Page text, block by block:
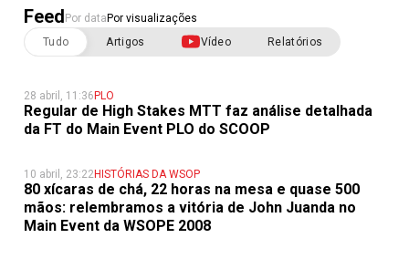
Feed Por data Por visualizações
Tudo
Artigos Vídeo Relatórios
28 abril, 11:36 PLO
Regular de High Stakes MTT faz análise detalhada
da FT do Main Event PLO do SCOOP
10 abril, 23:22HISTÓRIAS DA WSOP
80 xícaras de chá, 22 horas na mesa e quase 500
mãos: relembramos a vitória de John Juanda no
Main Event da WSOPE 2008